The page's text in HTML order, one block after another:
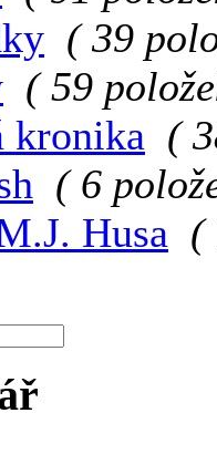
( 39
( 59
kronika (
( 6
Husa (